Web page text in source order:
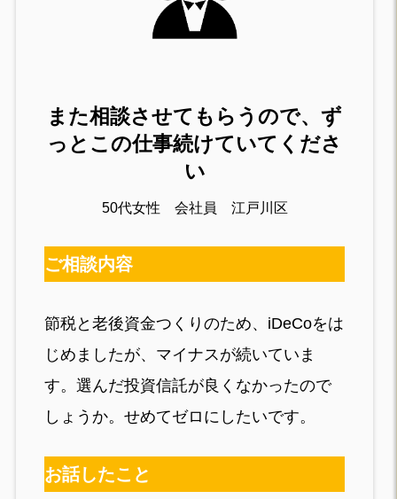
また相談させてもらうので、ず
っとこの仕事続けていてくださ
い
50代女性 会社員 江戸川区
ご相談内容
節税と老後資金つくりのため、iDeCoをは
じめましたが、マイナスが続いていま
す。選んだ投資信託が良くなかったので
しょうか。せめてゼロにしたいです。
お話したこと